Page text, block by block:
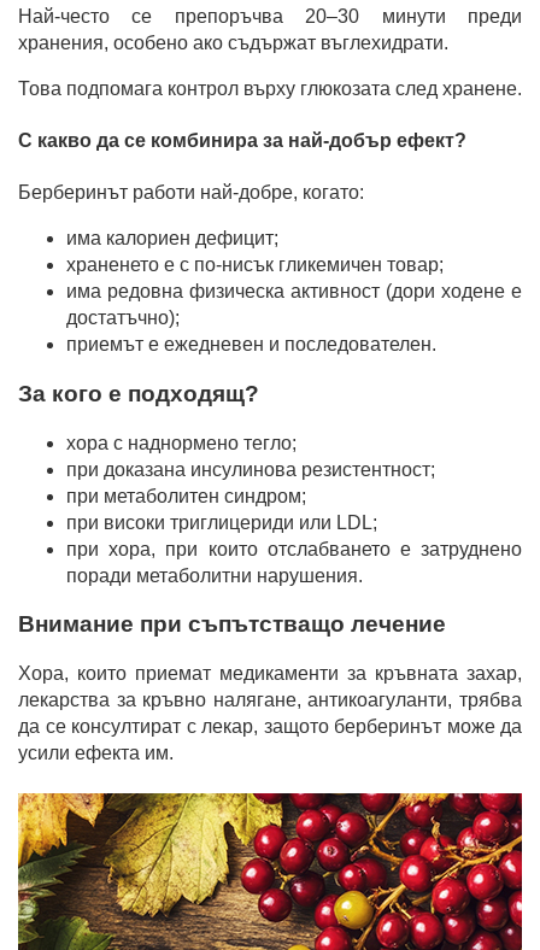
Най-често се препоръчва 20–30 минути преди
хранения, особено ако съдържат въглехидрати.
Това подпомага контрол върху глюкозата след хранене.
С какво да се комбинира за най-добър ефект?
Берберинът работи най-добре, когато:
има калориен дефицит;
храненето е с по-нисък гликемичен товар;
има редовна физическа активност (дори ходене е
достатъчно);
приемът е ежедневен и последователен.
За кого е подходящ?
хора с наднормено тегло;
при доказана инсулинова резистентност;
при метаболитен синдром;
при високи триглицериди или LDL;
при хора, при които отслабването е затруднено
поради метаболитни нарушения.
Внимание при съпътстващо лечение
Хора, които приемат медикаменти за кръвната захар,
лекарства за кръвно налягане, антикоагуланти, трябва
да се консултират с лекар, защото берберинът може да
усили ефекта им.